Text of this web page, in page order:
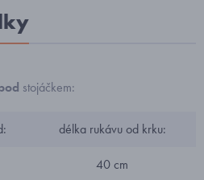
stojáčkem:
délka rukávu od krku:
40 cm